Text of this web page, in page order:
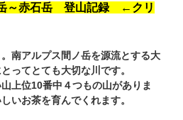
～赤石岳 登山記録 ←クリ
南アルプス間ノ岳を源流とする大
ってとても大切な川です。
上位10番中４つもの山がありま
いお茶を育んでくれます。